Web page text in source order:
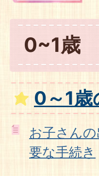
0~1歳
0～1歳
お子さん
要な手続き